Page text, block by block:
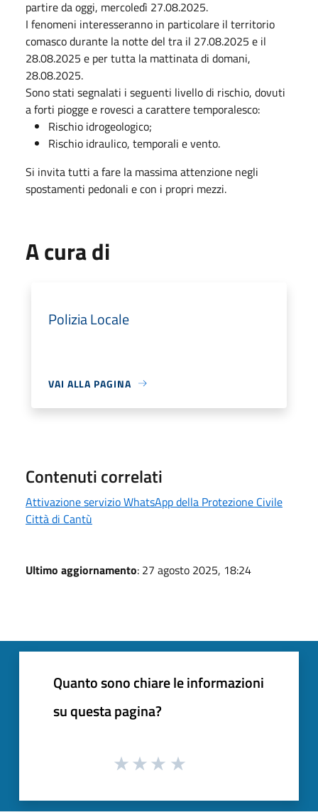
partire da oggi, mercoledì 27.08.2025.
I fenomeni interesseranno in particolare il territorio
comasco durante la notte del tra il 27.08.2025 e il
28.08.2025 e per tutta la mattinata di domani,
28.08.2025.
Sono stati segnalati i seguenti livello di rischio, dovuti
a forti piogge e rovesci a carattere temporalesco:
Rischio idrogeologico;
Rischio idraulico, temporali e vento.
Si invita tutti a fare la massima attenzione negli
spostamenti pedonali e con i propri mezzi.
A cura di
Polizia Locale
VAI ALLA PAGINA
Contenuti correlati
Attivazione servizio WhatsApp della Protezione Civile
Città di Cantù
Ultimo aggiornamento: 27 agosto 2025, 18:24
Quanto sono chiare le informazioni
su questa pagina?